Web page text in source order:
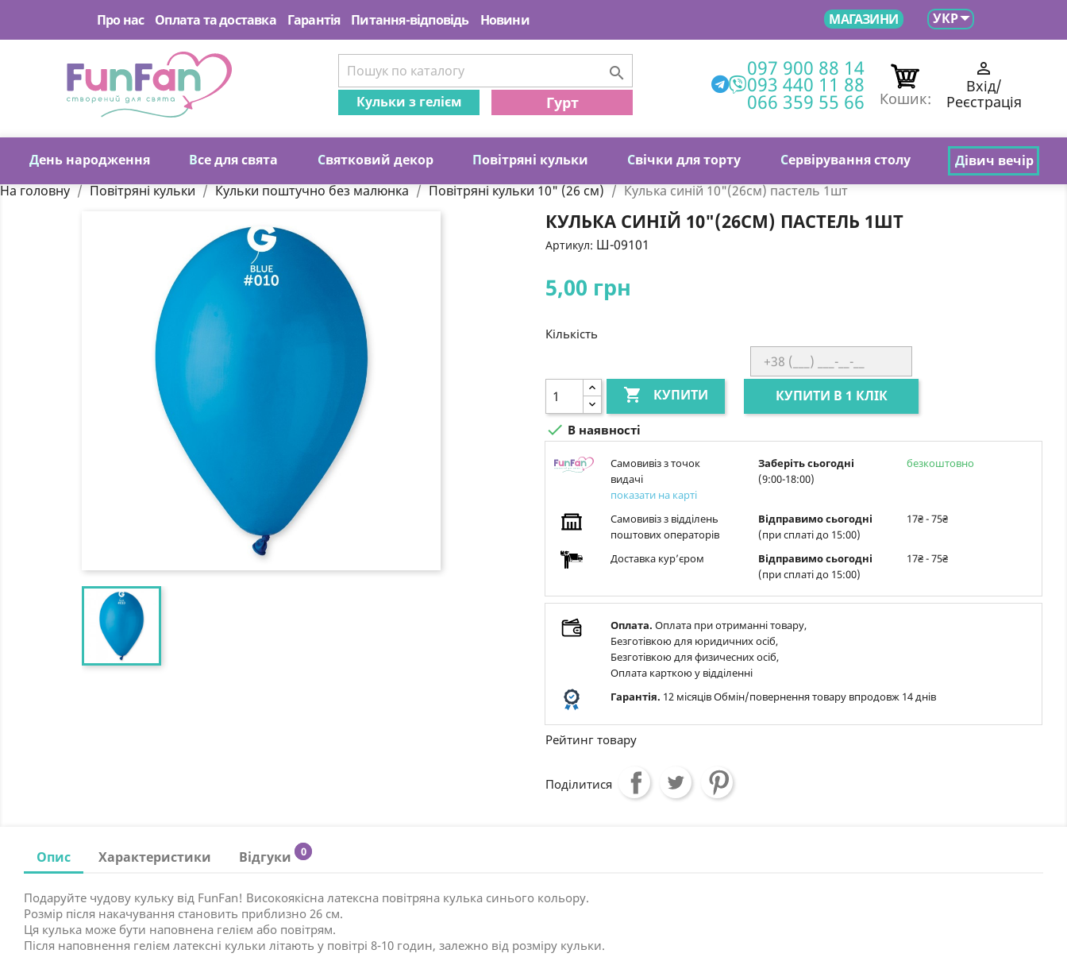
Про нас Оплата та доставка Гарантія Питання-відповідь Новини МАГАЗИНИ УКР
День народження Все для свята Святковий декор Повітряні кульки Свічки для торту Сервірування столу Дівич вечір

Кульки з гелієм Гурт
097 900 88 14
093 440 11 88
066 359 55 66 Кошик:

Вхід/
Реєстрація
На головну Повітряні кульки Кульки поштучно без малюнка Повітряні кульки 10" (26 см) Кулька синій 10"(26см) пастель 1шт
КУЛЬКА СИНІЙ 10"(26СМ) ПАСТЕЛЬ 1ШТ
Артикул: Ш-09101
5,00 грн
Кількість
 КУПИТИ КУПИТИ В 1 КЛІК
 В наявності
Самовивіз з точок
видачі
показати на карті
Заберіть сьогодні
(9:00-18:00)
безкоштовно
Самовивіз з відділень
поштових операторів
Відправимо сьогодні
(при сплаті до 15:00)
17₴ - 75₴
Доставка курʼєром
Відправимо сьогодні
(при сплаті до 15:00)
17₴ - 75₴
Оплата. Оплата при отриманні товару,
Безготівкою для юридичних осіб,
Безготівкою для физичесних осіб,
Оплата карткою у відділенні
Гарантія. 12 місяців Обмін/повернення товару впродовж 14 днів
Рейтинг товару
Поділитися
Опис Характеристики Відгуки 0
Подаруйте чудову кульку від FunFan! Високоякісна латексна повітряна кулька синього кольору.
Розмір після накачування становить приблизно 26 см.
Ця кулька може бути наповнена гелієм або повітрям.
Після наповнення гелієм латексні кульки літають у повітрі 8-10 годин, залежно від розміру кульки.